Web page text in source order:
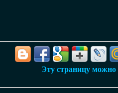
Эту страницу можно